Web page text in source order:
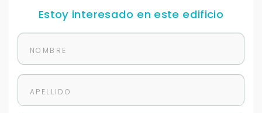
Estoy interesado en este edificio